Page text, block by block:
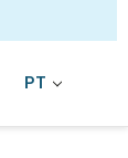
PT